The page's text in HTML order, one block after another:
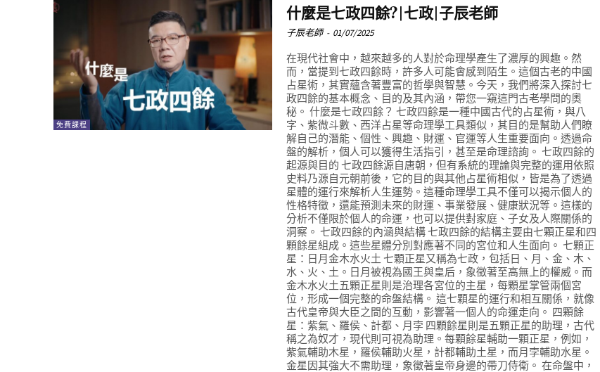
免費課程
什麼是七政四餘?|七政|子辰老師
子辰老師 - 01/07/2025
在現代社會中，越來越多的人對於命理學產生了濃厚的興趣。然
而，當提到七政四餘時，許多人可能會感到陌生。這個古老的中國
占星術，其實蘊含著豐富的哲學與智慧。今天，我們將深入探討七
政四餘的基本概念、目的及其內涵，帶您一窺這門古老學問的奧
秘。 什麼是七政四餘？ 七政四餘是一種中國古代的占星術，與八
字、紫微斗數、西洋占星等命理學工具類似，其目的是幫助人們瞭
解自己的潛能、個性、興趣、財運、官運等人生重要面向。透過命
盤的解析，個人可以獲得生活指引，甚至是命理諮詢。 七政四餘的
起源與目的 七政四餘源自唐朝，但有系統的理論與完整的運用依照
史料乃源自元朝前後，它的目的與其他占星術相似，皆是為了透過
星體的運行來解析人生運勢。這種命理學工具不僅可以揭示個人的
性格特徵，還能預測未來的財運、事業發展、健康狀況等。這樣的
分析不僅限於個人的命運，也可以提供對家庭、子女及人際關係的
洞察。 七政四餘的內涵與結構 七政四餘的結構主要由七顆正星和四
顆餘星組成。這些星體分別對應著不同的宮位和人生面向。 七顆正
星：日月金木水火土 七顆正星又稱為七政，包括日、月、金、木、
水、火、土。日月被視為國王與皇后，象徵著至高無上的權威。而
金木水火土五顆正星則是治理各宮位的主星，每顆星掌管兩個宮
位，形成一個完整的命盤結構。 這七顆星的運行和相互關係，就像
古代皇帝與大臣之間的互動，影響著一個人的命運走向。 四顆餘
星：紫氣、羅侯、計都、月孛 四顆餘星則是五顆正星的助理，古代
稱之為奴才，現代則可視為助理。每顆餘星輔助一顆正星，例如，
紫氣輔助木星，羅侯輔助火星，計都輔助土星，而月孛輔助水星。
金星因其強大不需助理，象徵著皇帝身邊的帶刀侍衛。 在命盤中，